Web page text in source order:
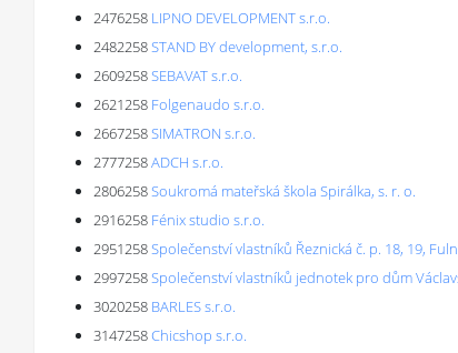
2476258 LIPNO DEVELOPMENT s.r.o.
2482258STAND BY development, s.r.o.
2609258SEBAVAT s.r.o.
2621258 Folgenaudo s.r.o.
2667258SIMATRON s.r.o.
2777258ADCH s.r.o.
2806258Soukromá mateřská škola Spirálka, s. r. o.
2916258 Fénix studio s.r.o.
2951258Společenství vlastníků Řeznická č. p. 18, 19,
2997258Společenství vlastníků jednotek pro dům
3020258 BARLES s.r.o.
3147258Chicshop s.r.o.